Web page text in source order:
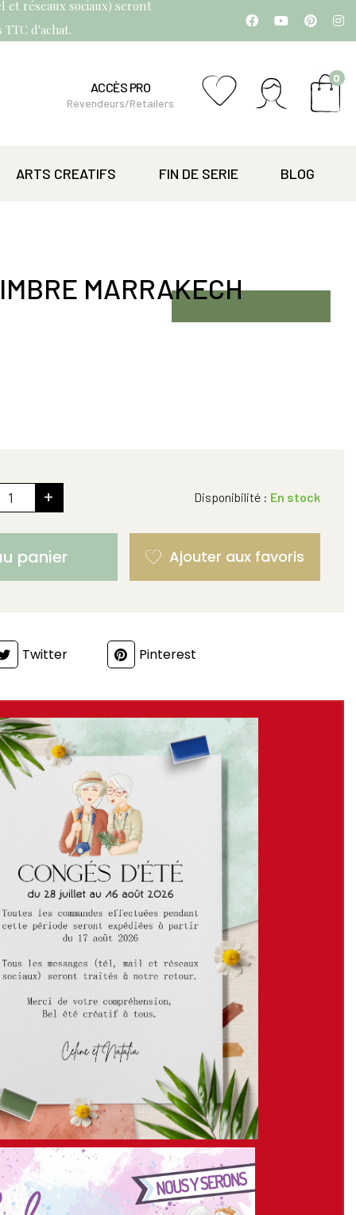
et réseaux sociaux) seront
d'achat.
ACCÈS PRO
Revendeurs/Retailers
0
ARTS CREATIFS FIN DE SERIE BLOG
MARRAKECH
+ Disponibilité : En stock
panier
Twitter Pinterest